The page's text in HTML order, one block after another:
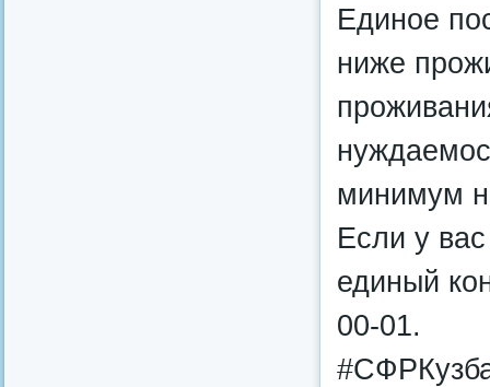
Единое
ниже
минимум
Если у
единый
00-01.